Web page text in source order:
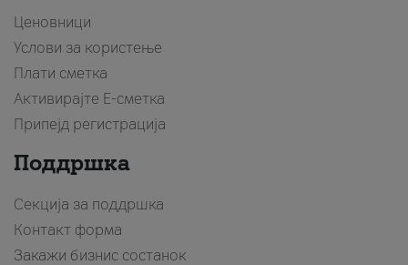
Ценовници
Услови за користење
Плати сметка
Активирајте Е-сметка
Припејд регистрација
Поддршка
Секција за поддршка
Контакт форма
Закажи бизнис состанок